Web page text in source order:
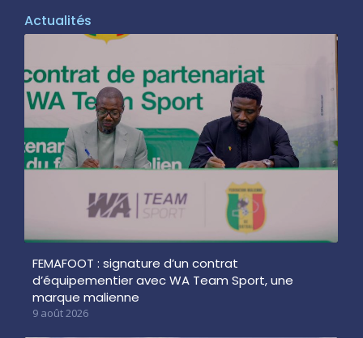
Actualités
FEMAFOOT : signature d’un contrat
d’équipementier avec WA Team Sport, une
marque malienne
9 août 2026